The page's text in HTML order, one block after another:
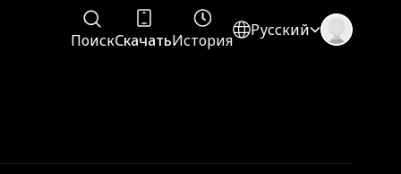
ПоискСкачатьИстория
Русский